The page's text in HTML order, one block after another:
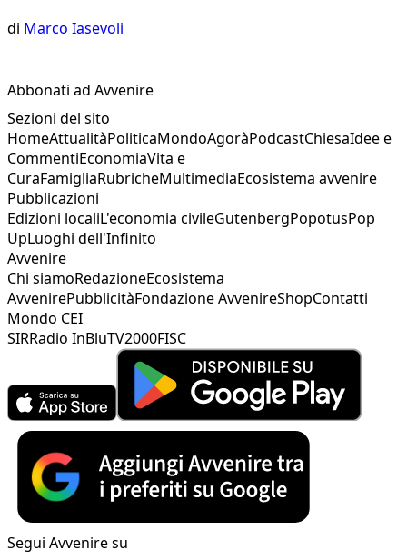
di Marco Iasevoli
Abbonati ad Avvenire
Sezioni del sito
HomeAttualitàPoliticaMondoAgoràPodcastChiesaIdee e
CommentiEconomiaVita e
CuraFamigliaRubricheMultimediaEcosistema avvenire
Pubblicazioni
Edizioni localiL'economia civileGutenbergPopotusPop
UpLuoghi dell'Infinito
Avvenire
Chi siamoRedazioneEcosistema
AvvenirePubblicitàFondazione AvvenireShopContatti
Mondo CEI
SIRRadio InBluTV2000FISC
Segui Avvenire su